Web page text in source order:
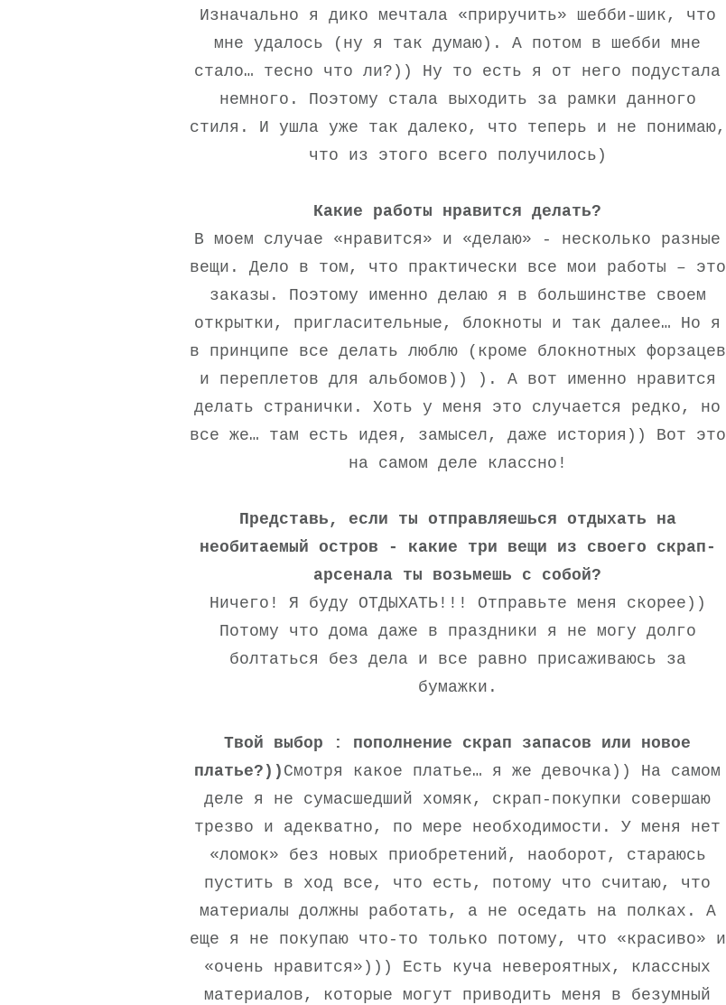
Изначально я дико мечтала «приручить» шебби-шик, что
мне удалось (ну я так думаю). А потом в шебби мне
стало… тесно что ли?)) Ну то есть я от него подустала
немного. Поэтому стала выходить за рамки данного
стиля. И ушла уже так далеко, что теперь и не понимаю,
что из этого всего получилось)
Какие работы нравится делать?
В моем случае «нравится» и «делаю» - несколько разные
вещи. Дело в том, что практически все мои работы – это
заказы. Поэтому именно делаю я в большинстве своем
открытки, пригласительные, блокноты и так далее… Но я
в принципе все делать люблю (кроме блокнотных форзацев
и переплетов для альбомов)) ). А вот именно нравится
делать странички. Хоть у меня это случается редко, но
все же… там есть идея, замысел, даже история)) Вот это
на самом деле классно!
Представь, если ты отправляешься отдыхать на
необитаемый остров - какие три вещи из своего скрап-
арсенала ты возьмешь с собой?
Ничего! Я буду ОТДЫХАТЬ!!! Отправьте меня скорее))
Потому что дома даже в праздники я не могу долго
болтаться без дела и все равно присаживаюсь за
бумажки.
Твой выбор : пополнение скрап запасов или новое
платье?)) Смотря какое платье… я же девочка)) На самом
деле я не сумасшедший хомяк, скрап-покупки совершаю
трезво и адекватно, по мере необходимости. У меня нет
«ломок» без новых приобретений, наоборот, стараюсь
пустить в ход все, что есть, потому что считаю, что
материалы должны работать, а не оседать на полках. А
еще я не покупаю что-то только потому, что «красиво» и
«очень нравится»))) Есть куча невероятных, классных
материалов, которые могут приводить меня в безумный